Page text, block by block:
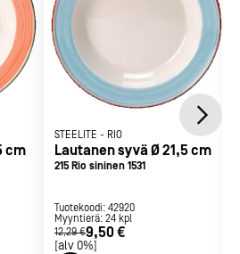
cm
STEELITE - RIO
Lautanen syvä Ø 21,5 cm
215 Rio sininen 1531
Tuotekoodi: 42920
Myyntierä: 24 kpl
12,29 €9,50 €
[alv 0%]